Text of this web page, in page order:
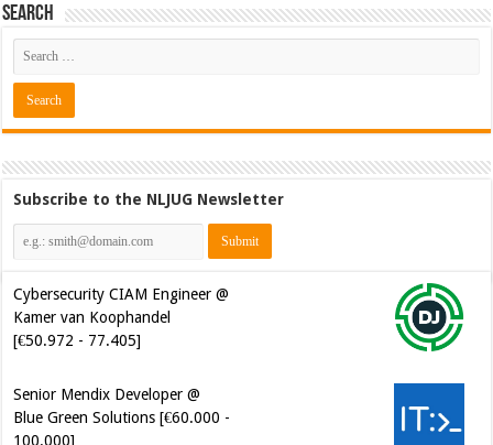
Search
Subscribe to the NLJUG Newsletter
Cybersecurity CIAM Engineer @
Kamer van Koophandel
[€50.972 - 77.405]
Senior Mendix Developer @
Blue Green Solutions [€60.000 -
100.000]